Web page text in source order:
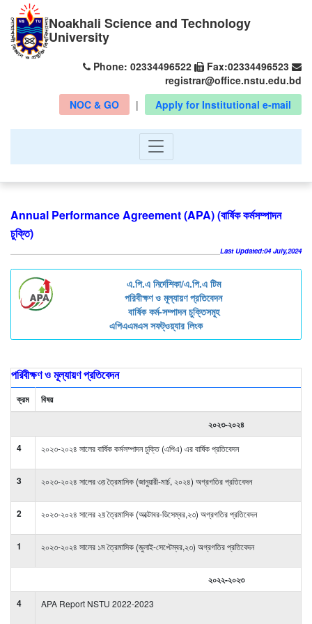
Noakhali Science and Technology
University
Phone: 02334496522
Fax:02334496523
registrar@office.nstu.edu.bd
NOC & GO
| Apply for Institutional e-mail
Annual Performance Agreement (APA) (বার্ষিক কর্মসম্পাদন
চুক্তি)
Last Updated:04 July,2024
এ.পি.এ নির্দেশিকা/এ.পি.এ টিম
পরিবীক্ষণ ও মূল্যায়ণ প্রতিবেদন
বার্ষিক কর্ম-সম্পাদন চুক্তিসমূহ
এপিএএমএস সফট্ওয়্যার লিংক
পরিবীক্ষণ ও মূল্যায়ণ প্রতিবেদন
ক্রম
বিষয়
২০২৩-২০২৪
4
২০২৩-২০২৪ সালের বার্ষিক কর্মসম্পাদন চুক্তি (এপিএ) এর বার্ষিক প্রতিবেদন
3 ২০২৩-২০২৪ সালের ৩য় ত্রৈমাসিক (জানুয়ারী-মার্চ, ২০২৪) অগ্রগতির প্রতিবেদন
2 ২০২৩-২০২৪ সালের ২য় ত্রৈমাসিক (অক্টোবর-ডিসেম্বর,২৩) অগ্রগতির প্রতিবেদন
1 ২০২৩-২০২৪ সালের ১ম ত্রৈমাসিক (জুলাই-সেপ্টেম্বর,২৩) অগ্রগতির প্রতিবেদন
২০২২-২০২৩
4
APA Report NSTU 2022-2023